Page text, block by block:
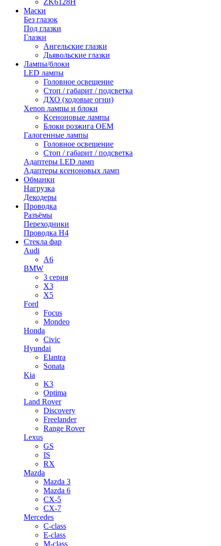
ZK6128H
Маски
Без глазок
Под глазки
Глазки
Ангельские глазки
Дьявольские глазки
Лампы/блоки
LED лампы
Головное освещение
Стоп / габарит / подсветка
ДХО (ходовые огни)
Xenon лампы и блоки
Ксеноновые лампы
Блоки розжига OEM
Галогенные лампы
Головное освещение
Стоп / габарит / подсветка
Адаптеры LED ламп
Адаптеры ксеноновых ламп
Обманки
Нагрузка
Декодеры
Проводка
Разъёмы
Переходники
Проводка H4
Стекла фар
Audi
A6
BMW
3 серия
X3
X5
Ford
Focus
Mondeo
Honda
Civic
Hyundai
Elantra
Sonata
Kia
K3
Optima
Land Rover
Discovery
Freelander
Range Rover
Lexus
GS
IS
RX
Mazda
Mazda 3
Mazda 6
CX-5
CX-7
Mercedes
C-class
E-class
M-class